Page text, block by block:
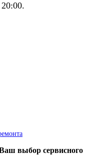
выбор сервисного